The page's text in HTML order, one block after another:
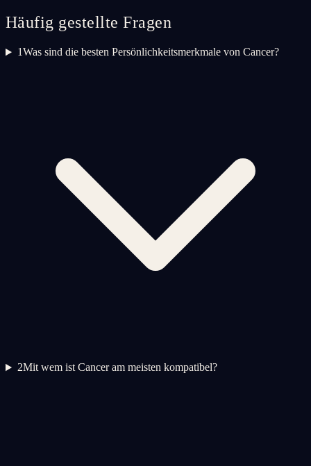
Häufig gestellte Fragen
1Was sind die besten Persönlichkeitsmerkmale von Cancer?
2Mit wem ist Cancer am meisten kompatibel?